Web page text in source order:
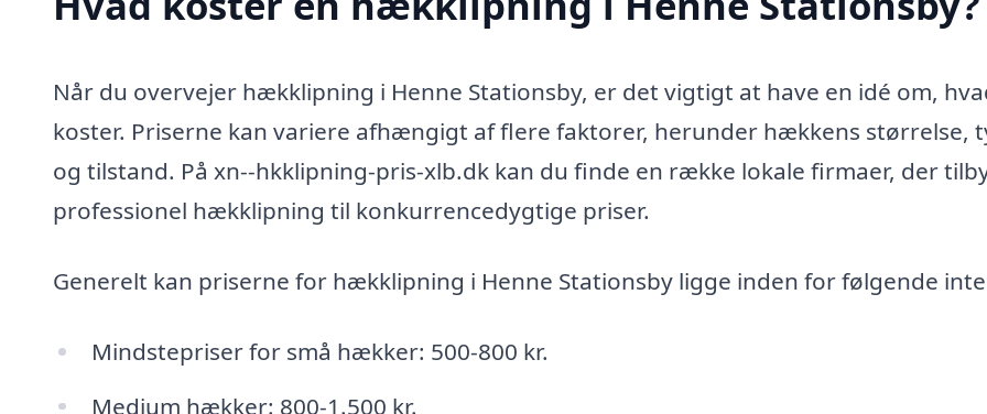
Når du overvejer hækklipning i Henne Stationsby, er det vigtigt at have en idé om,
koster. Priserne kan variere afhængigt af flere faktorer, herunder hækkens størrelse,
og tilstand. På xn--hkklipning-pris-xlb.dk kan du finde en række lokale firmaer, der
professionel hækklipning til konkurrencedygtige priser.
Generelt kan priserne for hækklipning i Henne Stationsby ligge inden for følgende
Mindstepriser for små hækker: 500-800 kr.
Medium hækker: 800-1.500 kr.